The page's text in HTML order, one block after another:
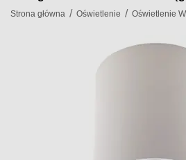
Strona główna / Oświetlenie / Oświetlenie